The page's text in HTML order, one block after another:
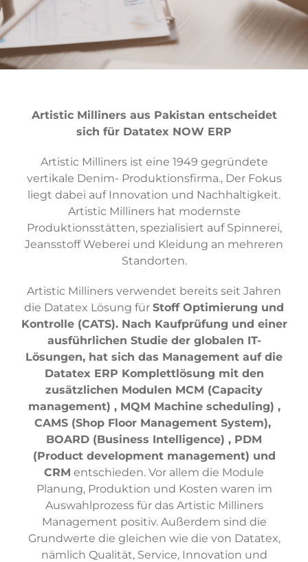
Artistic Milliners aus Pakistan entscheidet
sich für Datatex NOW ERP
Artistic Milliners ist eine 1949 gegründete
vertikale Denim- Produktionsfirma., Der Fokus
liegt dabei auf Innovation und Nachhaltigkeit.
Artistic Milliners hat modernste
Produktionsstätten, spezialisiert auf Spinnerei,
Jeansstoff Weberei und Kleidung an mehreren
Standorten.
Artistic Milliners verwendet bereits seit Jahren
die Datatex Lösung für Stoff Optimierung und
Kontrolle (CATS). Nach Kaufprüfung und einer
ausführlichen Studie der globalen IT-
Lösungen, hat sich das Management auf die
Datatex ERP Komplettlösung mit den
zusätzlichen Modulen MCM (Capacity
management) , MQM Machine scheduling) ,
CAMS (Shop Floor Management System),
BOARD (Business Intelligence) , PDM
(Product development management) und
CRM entschieden. Vor allem die Module
Planung, Produktion und Kosten waren im
Auswahlprozess für das Artistic Milliners
Management positiv. Außerdem sind die
Grundwerte die gleichen wie die von Datatex,
nämlich Qualität, Service, Innovation und